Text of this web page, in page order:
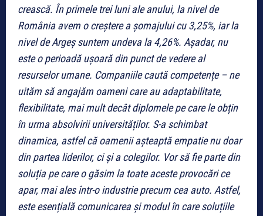
crească. În primele trei luni ale anului, la nivel de
România avem o creștere a șomajului cu 3,25%, iar la
nivel de Argeș suntem undeva la 4,26%. Așadar, nu
este o perioadă ușoară din punct de vedere al
resurselor umane. Companiile caută competențe – ne
uităm să angajăm oameni care au adaptabilitate,
flexibilitate, mai mult decât diplomele pe care le obțin
în urma absolvirii universităților. S-a schimbat
dinamica, astfel că oamenii așteaptă empatie nu doar
din partea liderilor, ci și a colegilor. Vor să fie parte din
soluția pe care o găsim la toate aceste provocări ce
apar, mai ales într-o industrie precum cea auto. Astfel,
este esențială comunicarea și modul în care soluțiile